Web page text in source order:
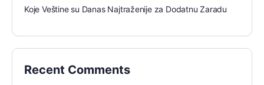
Koje Veštine su Danas Najtraženije za Dodatnu Zaradu
Recent Comments